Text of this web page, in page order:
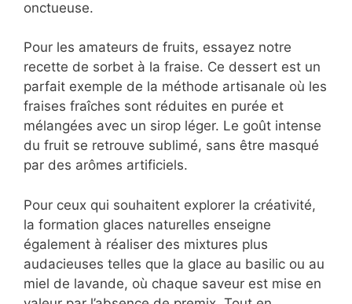
onctueuse.
Pour les amateurs de fruits, essayez notre
recette de sorbet à la fraise. Ce dessert est un
parfait exemple de la méthode artisanale où les
fraises fraîches sont réduites en purée et
mélangées avec un sirop léger. Le goût intense
du fruit se retrouve sublimé, sans être masqué
par des arômes artificiels.
Pour ceux qui souhaitent explorer la créativité,
la formation glaces naturelles enseigne
également à réaliser des mixtures plus
audacieuses telles que la glace au basilic ou au
miel de lavande, où chaque saveur est mise en